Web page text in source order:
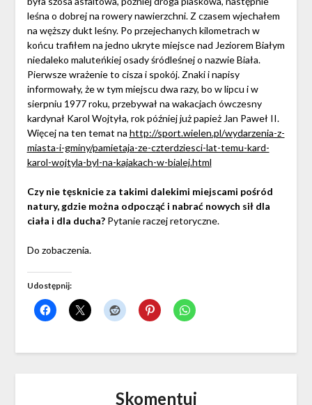
leśna o dobrej na rowery nawierzchni. Z czasem wjechałem
na węższy dukt leśny. Po przejechanych kilometrach w
końcu trafiłem na jedno ukryte miejsce nad Jeziorem Białym
niedaleko maluteńkiej osady śródleśnej o nazwie Biała.
Pierwsze wrażenie to cisza i spokój. Znaki i napisy
informowały, że w tym miejscu dwa razy, bo w lipcu i w
sierpniu 1977 roku, przebywał na wakacjach ówczesny
kardynał Karol Wojtyła, rok później już papież Jan Paweł II.
Więcej na ten temat na http://sport.wielen.pl/wydarzenia-z-
miasta-i-gminy/pamietaja-ze-czterdziesci-lat-temu-kard-
karol-wojtyla-byl-na-kajakach-w-bialej.html
Czy nie tęsknicie za takimi dalekimi miejscami pośród
natury, gdzie można odpocząć i nabrać nowych sił dla
ciała i dla ducha?Pytanie raczej retoryczne.
Do zobaczenia.
Udostępnij:
Skomentuj